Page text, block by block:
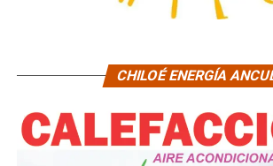
CHILOÉ ENERGÍA